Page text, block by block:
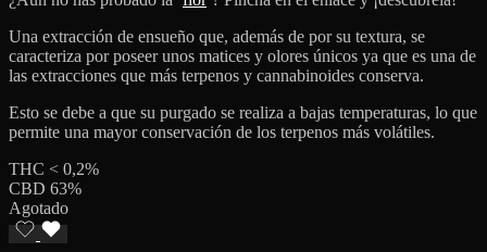
Una extracción de ensueño que, además de por su textura, se
caracteriza por poseer unos matices y olores únicos ya que es una de
las extracciones que más terpenos y cannabinoides conserva.
Esto se debe a que su purgado se realiza a bajas temperaturas, lo que
permite una mayor conservación de los terpenos más volátiles.
THC < 0,2%
CBD 63%
Agotado